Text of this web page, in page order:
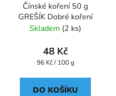
Čínské koření 50 g
GREŠÍK Dobré koření
Skladem (2 ks)
48 Kč
Měrná
96 Kč / 100 g
DO KOŠÍKU